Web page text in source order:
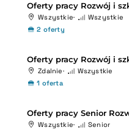
Oferty pracy Rozwój i
Wszystkie
Wszystkie
2 oferty
Oferty pracy Rozwój i
Zdalnie
Wszystkie
1 oferta
Oferty pracy Senior
Wszystkie
Senior